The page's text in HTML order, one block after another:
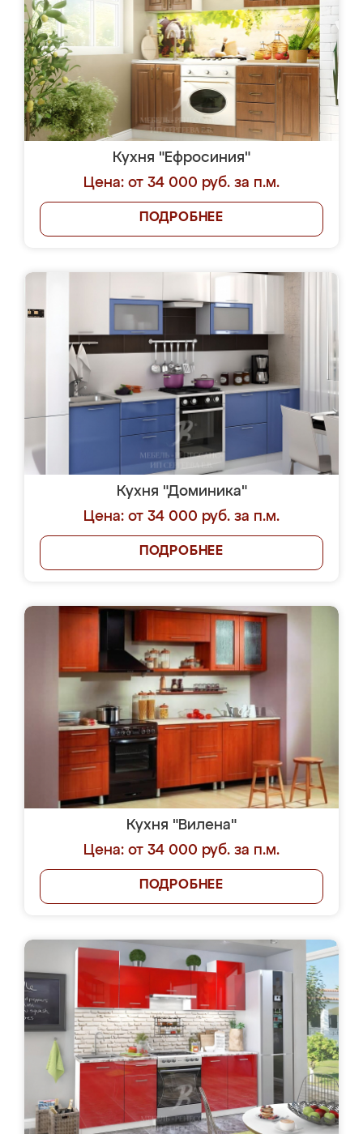
Кухня "Ефросиния"
Цена: от 34 000 руб. за п.м.
ПОДРОБНЕЕ
Кухня "Доминика"
Цена: от 34 000 руб. за п.м.
ПОДРОБНЕЕ
Кухня "Вилена"
Цена: от 34 000 руб. за п.м.
ПОДРОБНЕЕ